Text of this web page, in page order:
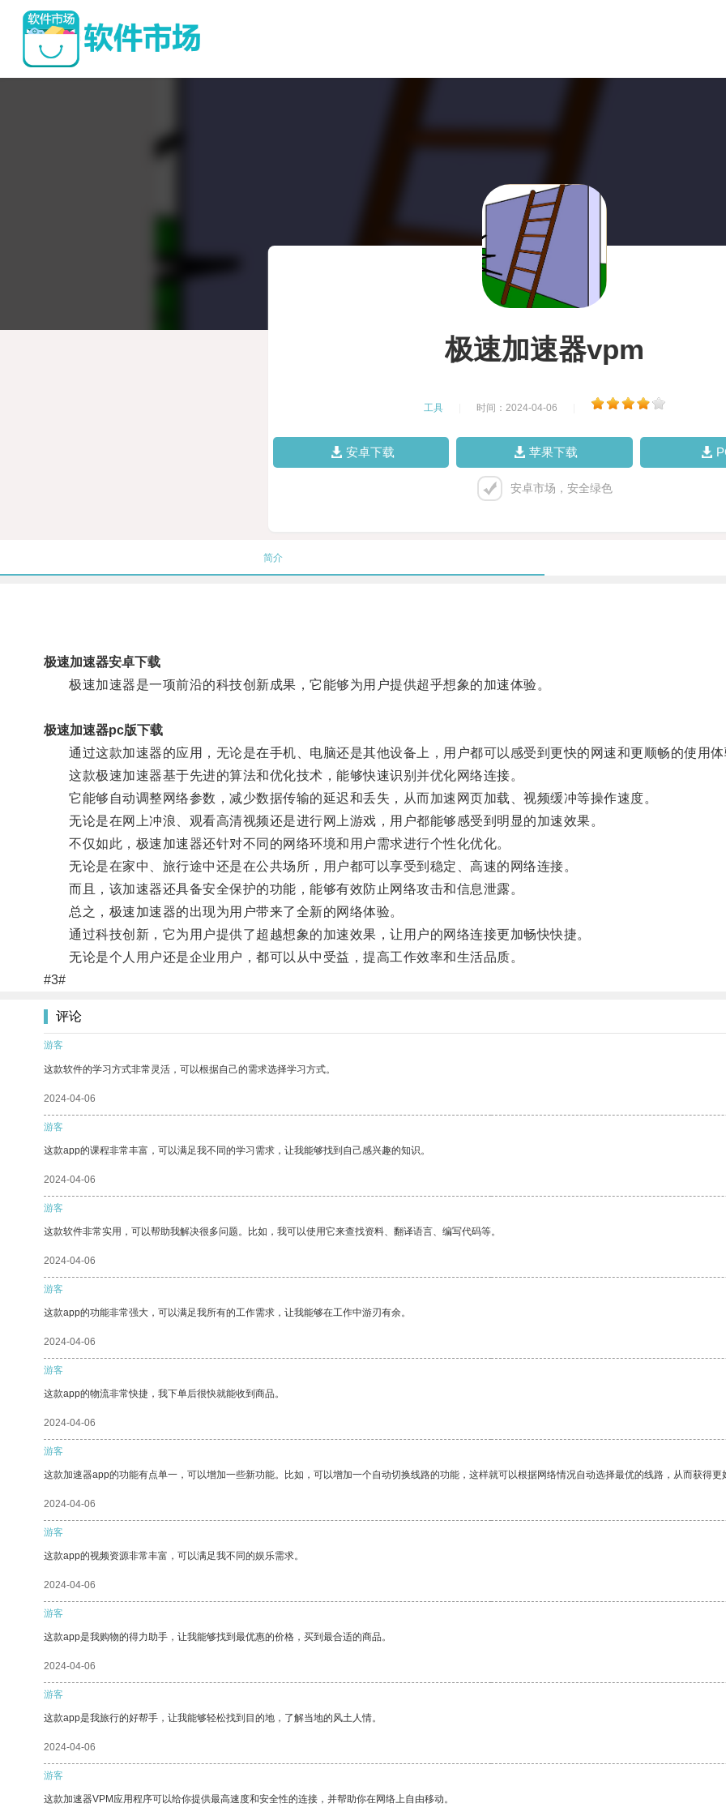
极速加速器vpm
工具 时间：2024-04-06
安卓下载 苹果下载
安卓市场，安全绿色
简介
极速加速器安卓下载
极速加速器是一项前沿的科技创新成果，它能够为用户提供超乎想象的加速体验。
极速加速器pc版下载
通过这款加速器的应用，无论是在手机、电脑还是其他设备上，用户都可以感受到更快的网速和更顺畅的使用
这款极速加速器基于先进的算法和优化技术，能够快速识别并优化网络连接。
它能够自动调整网络参数，减少数据传输的延迟和丢失，从而加速网页加载、视频缓冲等操作速度。
无论是在网上冲浪、观看高清视频还是进行网上游戏，用户都能够感受到明显的加速效果。
不仅如此，极速加速器还针对不同的网络环境和用户需求进行个性化优化。
无论是在家中、旅行途中还是在公共场所，用户都可以享受到稳定、高速的网络连接。
而且，该加速器还具备安全保护的功能，能够有效防止网络攻击和信息泄露。
总之，极速加速器的出现为用户带来了全新的网络体验。
通过科技创新，它为用户提供了超越想象的加速效果，让用户的网络连接更加畅快快捷。
无论是个人用户还是企业用户，都可以从中受益，提高工作效率和生活品质。
#3#
评论
游客
这款软件的学习方式非常灵活，可以根据自己的需求选择学习方式。
2024-04-06
游客
这款app的课程非常丰富，可以满足我不同的学习需求，让我能够找到自己感兴趣的知识。
2024-04-06
游客
这款软件非常实用，可以帮助我解决很多问题。比如，我可以使用它来查找资料、翻译语言、编写代码等。
2024-04-06
游客
这款app的功能非常强大，可以满足我所有的工作需求，让我能够在工作中游刃有余。
2024-04-06
游客
这款app的物流非常快捷，我下单后很快就能收到商品。
2024-04-06
游客
这款加速器app的功能有点单一，可以增加一些新功能。比如，可以增加一个自动切换线路的功能，这样就可以根据网络情况自动选择最优的线路，从而获得更
2024-04-06
游客
这款app的视频资源非常丰富，可以满足我不同的娱乐需求。
2024-04-06
游客
这款app是我购物的得力助手，让我能够找到最优惠的价格，买到最合适的商品。
2024-04-06
游客
这款app是我旅行的好帮手，让我能够轻松找到目的地，了解当地的风土人情。
2024-04-06
游客
这款加速器VPM应用程序可以给你提供最高速度和安全性的连接，并帮助你在网络上自由移动。